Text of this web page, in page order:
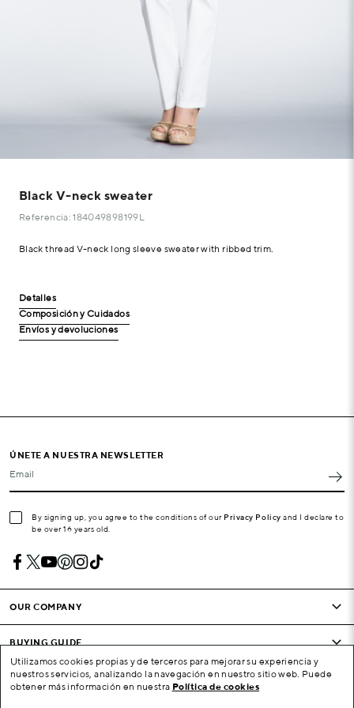
Black V-neck sweater
Referencia: 184049898199L
Black thread V-neck long sleeve sweater with ribbed trim.
Detalles
Composición y Cuidados
Envíos y devoluciones
ÚNETE A NUESTRA NEWSLETTER
Email
By signing up, you agree to the conditions of our Privacy Policy and I declare to
be over 16 years old.
OUR COMPANY
BUYING GUIDE
CONDITIONS AND COMPANY
Utilizamos cookies propias y de terceros para mejorar su experiencia y
nuestros servicios, analizando la navegación en nuestro sitio web. Puede
obtener más información en nuestra Política de cookies